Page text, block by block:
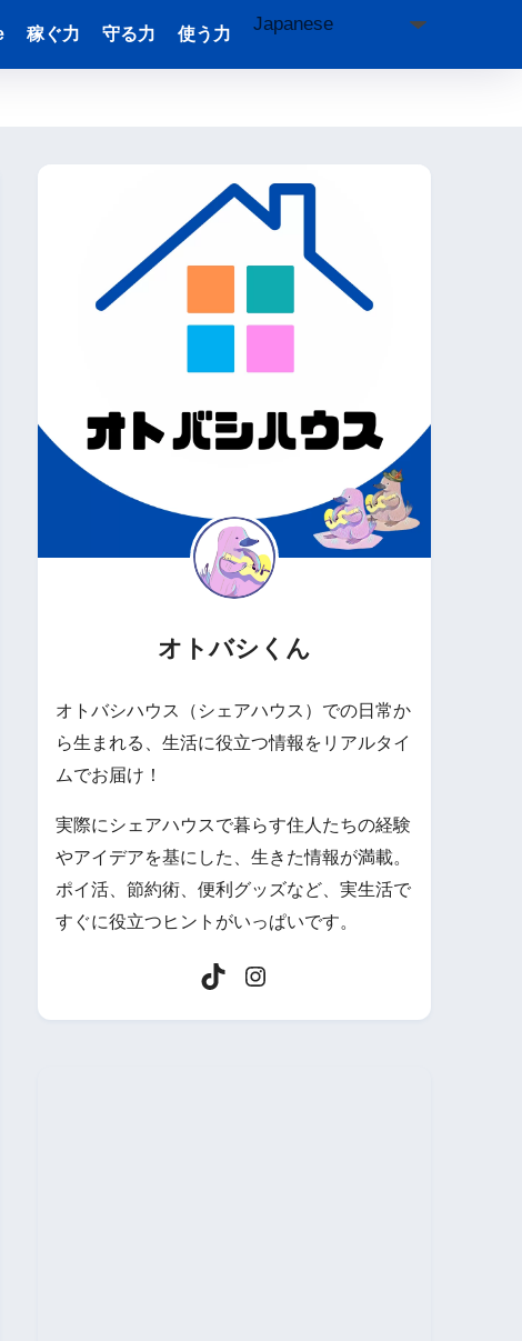
稼ぐ力 守る力 使う力
オトバシくん
オトバシハウス（シェアハウス）での日常か
ら生まれる、生活に役立つ情報をリアルタイ
ムでお届け！
実際にシェアハウスで暮らす住人たちの経験
やアイデアを基にした、生きた情報が満載。
ポイ活、節約術、便利グッズなど、実生活で
すぐに役立つヒントがいっぱいです。